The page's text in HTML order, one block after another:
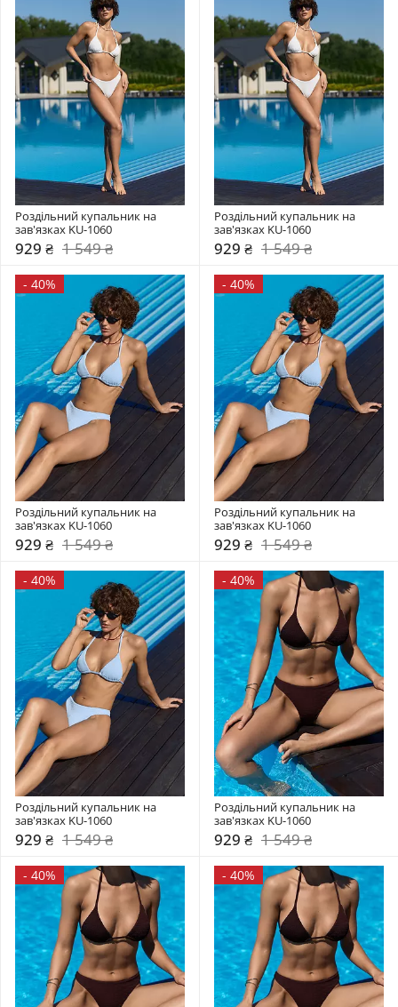
Роздільний купальник на
зав'язках KU-1060
929 ₴ 1 549 ₴
Роздільний купальник на
зав'язках KU-1060
929 ₴ 1 549 ₴
- 40%
Роздільний купальник на
зав'язках KU-1060
929 ₴ 1 549 ₴
- 40%
Роздільний купальник на
зав'язках KU-1060
929 ₴ 1 549 ₴
- 40%
Роздільний купальник на
зав'язках KU-1060
929 ₴ 1 549 ₴
- 40%
Роздільний купальник на
зав'язках KU-1060
929 ₴ 1 549 ₴
- 40% - 40%